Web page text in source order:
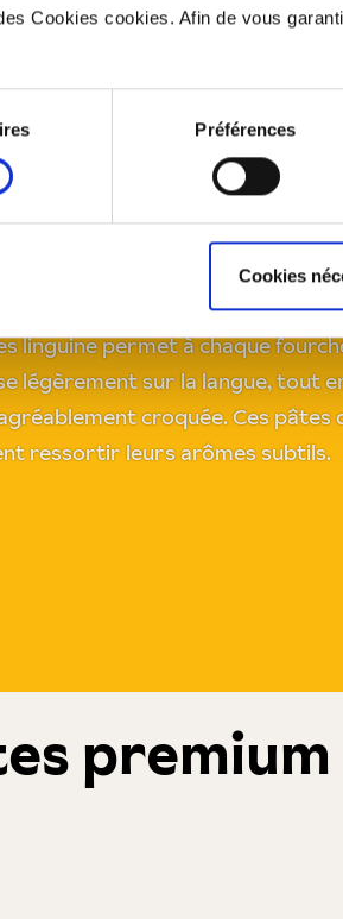
Cookies cookies. Afin de vous
Préférences
Cookies
des
linguine permet à chaque
légèrement sur la langue, tout
croquée. Ces pâtes
ressortir leurs arômes subtils.
premium